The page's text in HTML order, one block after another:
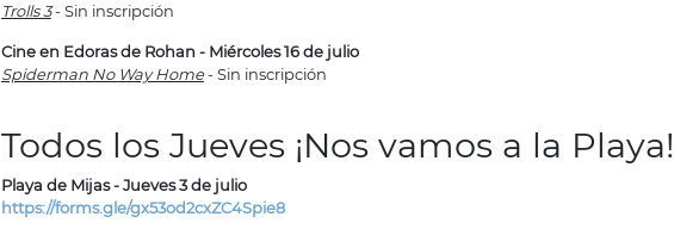
Trolls 3- Sin inscripción
Cine en Edoras de Rohan - Miércoles 16 de julio
Spiderman No Way Home- Sin inscripción
Todos los Jueves ¡Nos vamos a la Playa!
Playa de Mijas - Jueves 3 de julio
https://forms.gle/gx53od2cxZC4Spie8